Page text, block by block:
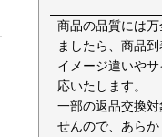
商品の品質には
ましたら、商品
イメージ違いや
応いたします。
一部の返品交換
せんので、あらか